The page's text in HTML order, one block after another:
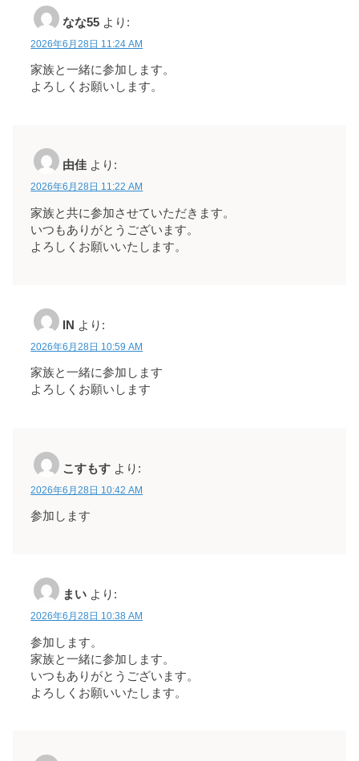
なな55 より:
2026年6月28日 11:24 AM
家族と一緒に参加します。
よろしくお願いします。
由佳 より:
2026年6月28日 11:22 AM
家族と共に参加させていただきます。
いつもありがとうございます。
よろしくお願いいたします。
IN より:
2026年6月28日 10:59 AM
家族と一緒に参加します
よろしくお願いします
こすもす より:
2026年6月28日 10:42 AM
参加します
まい より:
2026年6月28日 10:38 AM
参加します。
家族と一緒に参加します。
いつもありがとうございます。
よろしくお願いいたします。